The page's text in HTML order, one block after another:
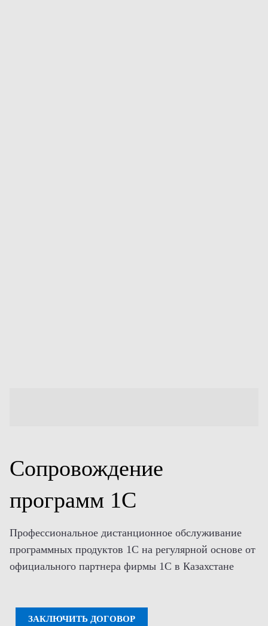
Сопровождение
программ 1С
Профессиональное дистанционное обслуживание
программных продуктов 1С на регулярной основе от
официального партнера фирмы 1С в Казахстане
ЗАКЛЮЧИТЬ ДОГОВОР